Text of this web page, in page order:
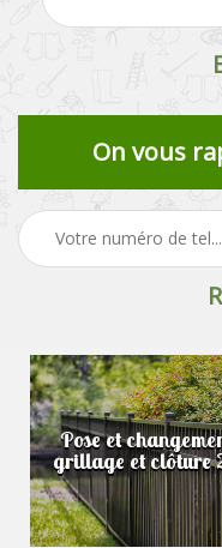
On vous
Pose et
grillage et clôture